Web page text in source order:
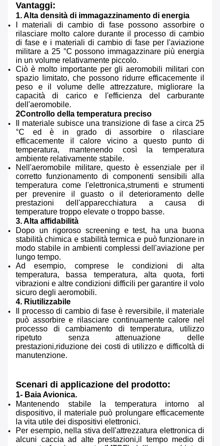
Vantaggi:
1. Alta densità di immagazzinamento di energia
I materiali di cambio di fase possono assorbire o
rilasciare molto calore durante il processo di cambio
di fase e i materiali di cambio di fase per l'aviazione
militare a 25 °C possono immagazzinare più energia
in un volume relativamente piccolo.
Ciò è molto importante per gli aeromobili militari con
spazio limitato, che possono ridurre efficacemente il
peso e il volume delle attrezzature, migliorare la
capacità di carico e l'efficienza del carburante
dell'aeromobile.
2Controllo della temperatura preciso
Il materiale subisce una transizione di fase a circa 25
°C ed è in grado di assorbire o rilasciare
efficacemente il calore vicino a questo punto di
temperatura, mantenendo così la temperatura
ambiente relativamente stabile.
Nell'aeromobile militare, questo è essenziale per il
corretto funzionamento di componenti sensibili alla
temperatura come l'elettronica,strumenti e strumenti
per prevenire il guasto o il deterioramento delle
prestazioni dell'apparecchiatura a causa di
temperature troppo elevate o troppo basse.
3. Alta affidabilità
Dopo un rigoroso screening e test, ha una buona
stabilità chimica e stabilità termica e può funzionare in
modo stabile in ambienti complessi dell'aviazione per
lungo tempo.
Ad esempio, comprese le condizioni di alta
temperatura, bassa temperatura, alta quota, forti
vibrazioni e altre condizioni difficili per garantire il volo
sicuro degli aeromobili.
4. Riutilizzabile
Il processo di cambio di fase è reversibile, il materiale
può assorbire e rilasciare continuamente calore nel
processo di cambiamento di temperatura, utilizzo
ripetuto senza attenuazione delle
prestazioni,riduzione dei costi di utilizzo e difficoltà di
manutenzione.
Scenari di applicazione del prodotto:
1- Baia Avionica.
Mantenendo stabile la temperatura intorno al
dispositivo, il materiale può prolungare efficacemente
la vita utile dei dispositivi elettronici.
Per esempio, nella stiva dell'attrezzatura elettronica di
alcuni caccia ad alte prestazioni,il tempo medio di